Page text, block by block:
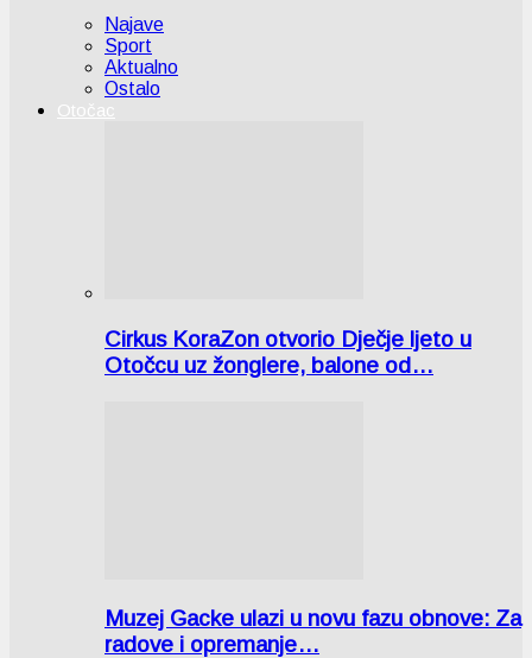
Najave
Sport
Aktualno
Ostalo
Otočac
Cirkus KoraZon otvorio Dječje ljeto u
Otočcu uz žonglere, balone od…
Muzej Gacke ulazi u novu fazu obnove: Za
radove i opremanje…